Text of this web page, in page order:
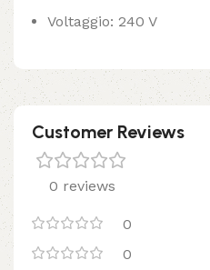
Voltaggio: 240 V
Customer Reviews
0 reviews
0
0